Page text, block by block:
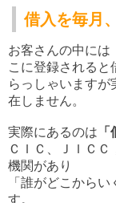
借入を毎月
お客さんの中には
こに登録されると
らっしゃいますが
在しません。
実際にあるのは
ＣＩＣ、ＪＩＣ
機関があり
「誰がどこから
す。